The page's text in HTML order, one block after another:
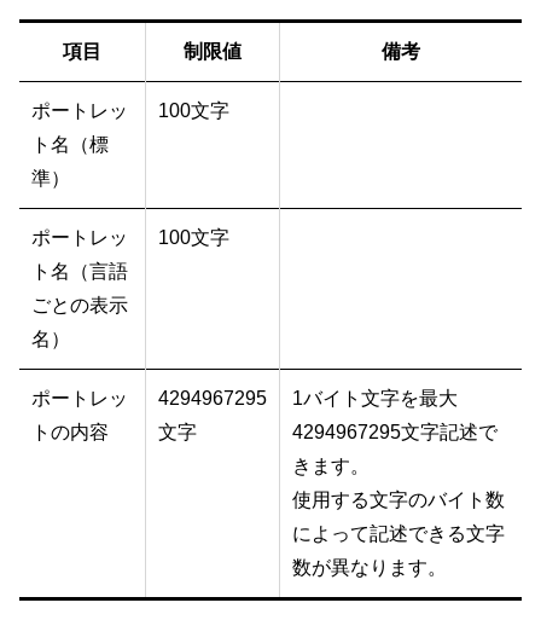
項目 制限値 備考
ポートレッ
ト名（標
準）
100文字
ポートレッ
ト名（言語
ごとの表示
名）
100文字
ポートレッ
トの内容
4294967295
文字
1バイト文字を最大
4294967295文字記述で
きます。
使用する文字のバイト数
によって記述できる文字
数が異なります。